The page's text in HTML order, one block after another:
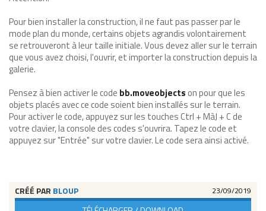
Pour bien installer la construction, il ne faut pas passer par le
mode plan du monde, certains objets agrandis volontairement
se retrouveront à leur taille initiale. Vous devez aller sur le terrain
que vous avez choisi, l'ouvrir, et importer la construction depuis la
galerie.
Pensez à bien activer le code bb.moveobjectson pour que les
objets placés avec ce code soient bien installés sur le terrain.
Pour activer le code, appuyez sur les touches Ctrl + MàJ + C de
votre clavier, la console des codes s'ouvrira. Tapez le code et
appuyez sur "Entrée" sur votre clavier. Le code sera ainsi activé.
CRÉÉ PAR BLOUP 23/09/2019